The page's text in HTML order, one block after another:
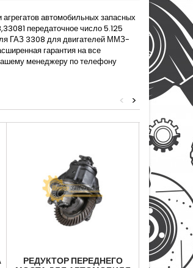
автомобильных запасных
передаточное число 5.125
ГАЗ 3308 для двигателей ММЗ-
гарантия на все
менеджеру по телефону
>
<
РЕДУКТОР ПЕРЕДНЕГО